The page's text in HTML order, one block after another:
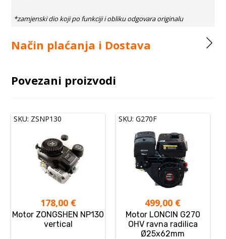
Način plaćanja i Dostava
Povezani proizvodi
SKU: ZSNP130
178,00 €
Motor ZONGSHEN NP130
vertical
SKU: G270F
499,00 €
Motor LONCIN G270
OHV ravna radilica
Ø25x62mm